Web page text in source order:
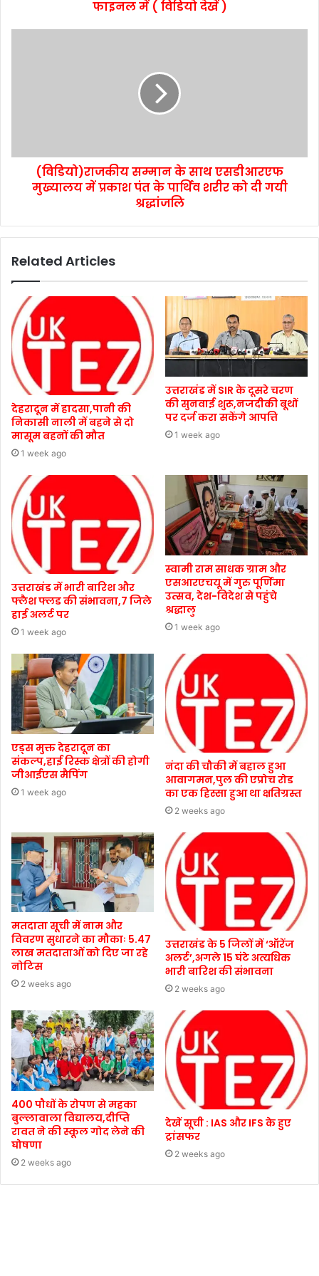
फाइनल में ( विडियो देखें )
(विडियो)राजकीय सम्मान के साथ एसडीआरएफ
मुख्यालय में प्रकाश पंत के पार्थिव शरीर को दी गयी
श्रद्धांजलि
Related Articles
देहरादून में हादसा,पानी की
निकासी नाली में बहने से दो
मासूम बहनों की मौत
1 week ago
उत्तराखंड में SIR के दूसरे चरण
की सुनवाई शुरू,नजदीकी बूथों
पर दर्ज करा सकेंगे आपत्ति
1 week ago
उत्तराखंड में भारी बारिश और
फ्लैश फ्लड की संभावना,7 जिले
हाई अलर्ट पर
1 week ago
स्वामी राम साधक ग्राम और
एसआरएचयू में गुरु पूर्णिमा
उत्सव, देश-विदेश से पहुंचे
श्रद्धालु
1 week ago
एड्स मुक्त देहरादून का
संकल्प,हाई रिस्क क्षेत्रों की होगी
जीआईएस मैपिंग
1 week ago
नंदा की चौकी में बहाल हुआ
आवागमन,पुल की एप्रोच रोड
का एक हिस्सा हुआ था क्षतिग्रस्त
2 weeks ago
मतदाता सूची में नाम और
विवरण सुधारने का मौकाः 5.47
लाख मतदाताओं को दिए जा रहे
नोटिस
2 weeks ago
उत्तराखंड के 5 जिलों में ‘ऑरेंज
अलर्ट’,अगले 15 घंटे अत्यधिक
भारी बारिश की संभावना
2 weeks ago
400 पौधों के रोपण से महका
बुल्लावाला विद्यालय,दीप्ति
रावत ने की स्कूल गोद लेने की
घोषणा
2 weeks ago
देखें सूची : IAS और IFS के हुए
ट्रांसफर
2 weeks ago